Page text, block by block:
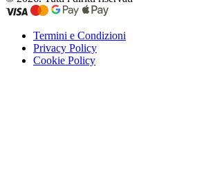
Termini e Condizioni
Privacy Policy
Cookie Policy